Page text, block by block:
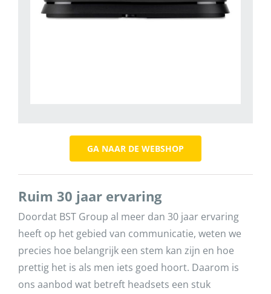
GA NAAR DE WEBSHOP
Ruim 30 jaar ervaring
Doordat BST Group al meer dan 30 jaar ervaring
heeft op het gebied van communicatie, weten we
precies hoe belangrijk een stem kan zijn en hoe
prettig het is als men iets goed hoort. Daarom is
ons aanbod wat betreft headsets een stuk